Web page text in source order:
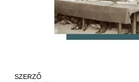
SZERZŐ